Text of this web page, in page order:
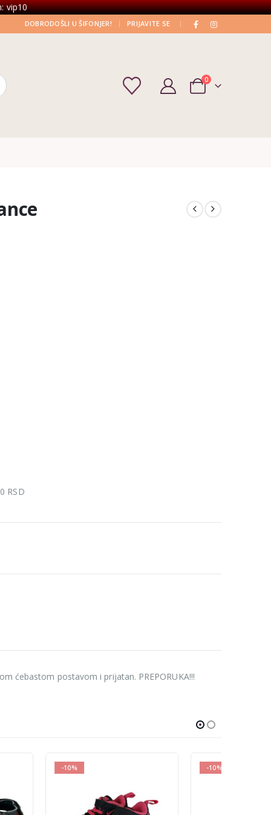
vip10
DOBRODOŠLI U ŠIFONJER! | PRIJAVITE SE |
0
RSD
ćebastom postavom i prijatan. PREPORUKA!!!